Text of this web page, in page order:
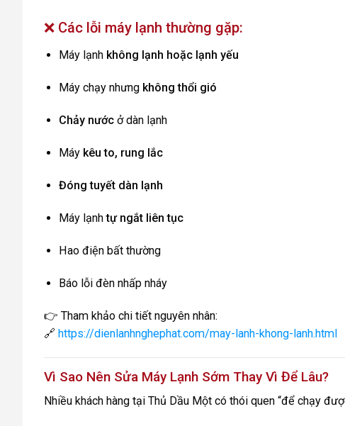
❌ Các lỗi máy lạnh thường gặp:
Máy lạnh không lạnh hoặc lạnh yếu
Máy chạy nhưng không thổi gió
Chảy nước ở dàn lạnh
Máy kêu to, rung lắc
Đóng tuyết dàn lạnh
Máy lạnhtự ngắt liên tục
Hao điện bất thường
Báo lỗi đèn nhấp nháy
👉 Tham khảo chi tiết nguyên nhân:
🔗 https://dienlanhnghephat.com/may-lanh-khong-lanh.html
Vì Sao Nên Sửa Máy Lạnh Sớm Thay Vì Để Lâu?
Nhiều khách hàng tại Thủ Dầu Một có thói quen “để chạy